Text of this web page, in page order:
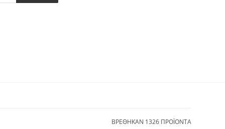
ΒΡΕΘΗΚΑΝ 1326 ΠΡΟΪΟΝΤΑ